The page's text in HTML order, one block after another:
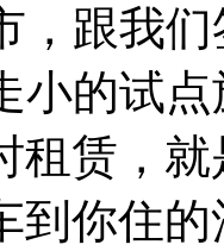
，跟我
小的试
租赁，
到你住